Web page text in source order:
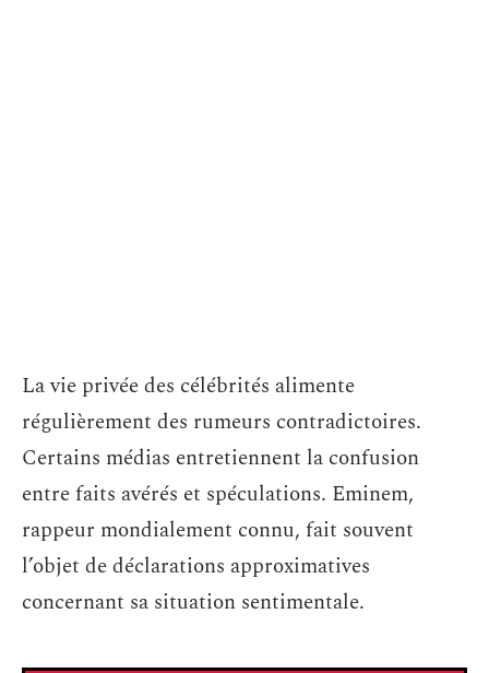
La vie privée des célébrités alimente
régulièrement des rumeurs contradictoires.
Certains médias entretiennent la confusion
entre faits avérés et spéculations. Eminem,
rappeur mondialement connu, fait souvent
l’objet de déclarations approximatives
concernant sa situation sentimentale.